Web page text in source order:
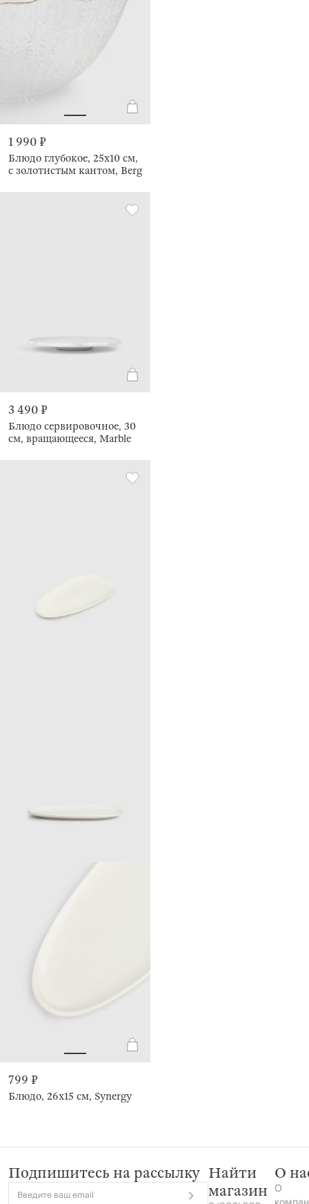
1 990 ₽
Блюдо глубокое, 25х10 см,
с золотистым кантом, Berg
3 490 ₽
Блюдо сервировочное, 30
см, вращающееся, Marble
799 ₽
Блюдо, 26х15 см, Synergy
Подпишитесь на рассылку
Введите ваш email
Найти
магазин
О
О